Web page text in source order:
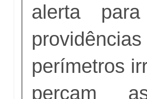
alerta
perímetros
percam